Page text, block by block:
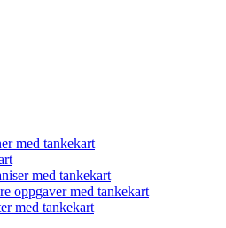
med tankekart
med tankekart
oppgaver med tankekart
med tankekart